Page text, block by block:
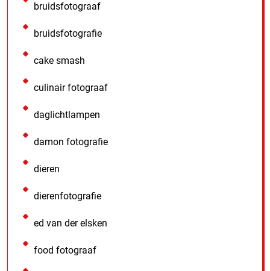
bruidsfotograaf
bruidsfotografie
cake smash
culinair fotograaf
daglichtlampen
damon fotografie
dieren
dierenfotografie
ed van der elsken
food fotograaf